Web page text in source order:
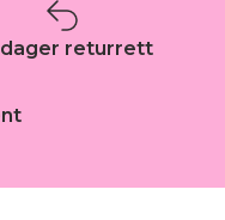
dager returrett